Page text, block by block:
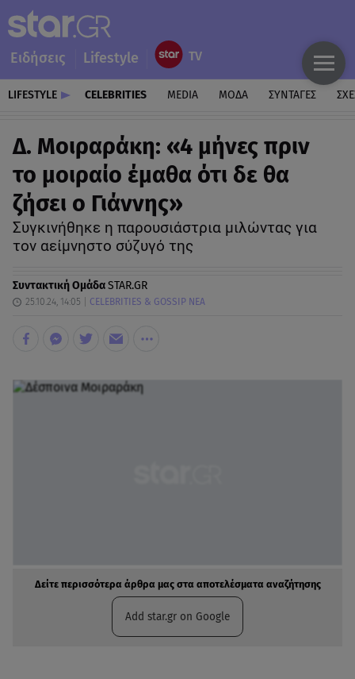
Ειδήσεις Lifestyle
LIFESTYLE CELEBRITIES MEDIA ΜΟΔΑ ΣΥΝΤΑΓΕΣ
Δ. Μοιραράκη: «4 μήνες πριν
το μοιραίο έμαθα ότι δε θα
ζήσει ο Γιάννης»
Συγκινήθηκε η παρουσιάστρια μιλώντας για
τον αείμνηστο σύζυγό της
Συντακτική ΟμάδαSTAR.GR
25.10.24, 14:05 CELEBRITIES & GOSSIP ΝΕΑ
Δείτε περισσότερα άρθρα μας στα αποτελέσματα αναζήτησης
Add star.gr on Google